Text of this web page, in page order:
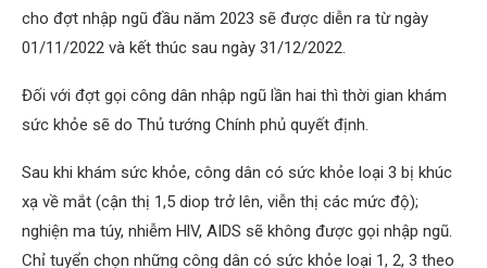
cho đợt nhập ngũ đầu năm 2023 sẽ được diễn ra từ ngày
01/11/2022 và kết thúc sau ngày 31/12/2022.
Đối với đợt gọi công dân nhập ngũ lần hai thì thời gian khám
sức khỏe sẽ do Thủ tướng Chính phủ quyết định.
Sau khi khám sức khỏe, công dân có sức khỏe loại 3 bị khúc
xạ về mắt (cận thị 1,5 diop trở lên, viễn thị các mức độ);
nghiện ma túy, nhiễm HlV, AIDS sẽ không được gọi nhập ngũ.
Chỉ tuyển chọn những công dân có sức khỏe loại 1, 2, 3 theo